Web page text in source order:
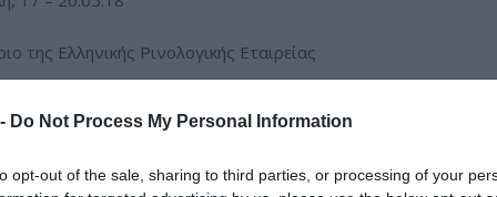
Do Not Process My Personal Information
opt-out of the sale, sharing to third parties, or processing of your
της Ελληνικής Ρινολογικής Εταιρείας
Περισσότερα...
Εταιρεία Ωτορινολαρυγγολογίας Χειρουργικής